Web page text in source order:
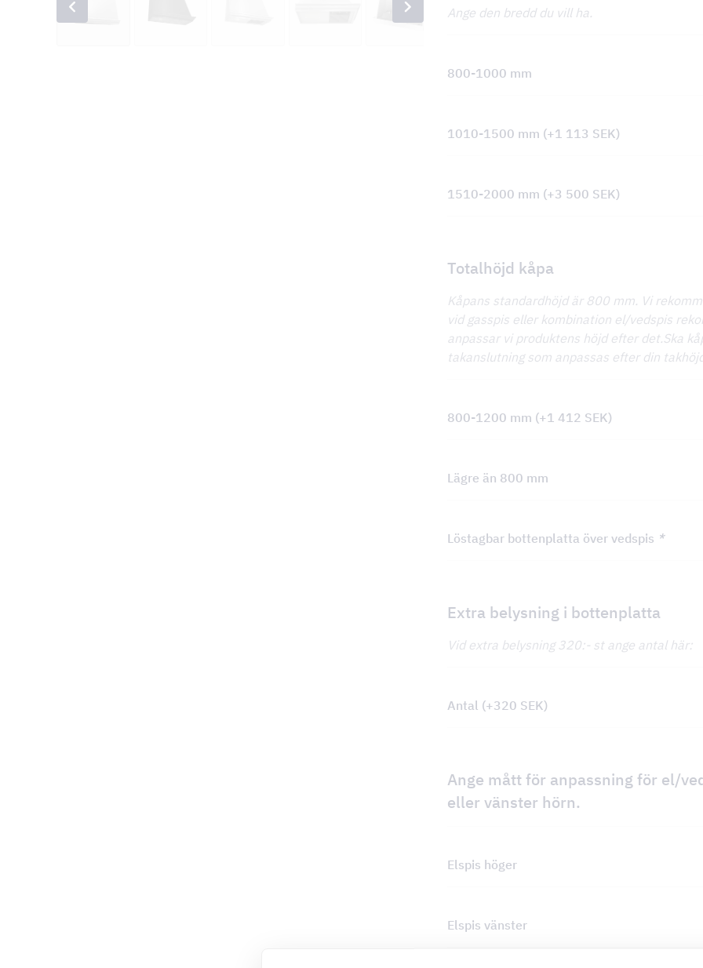
Ange den bredd du vill ha.
800-1000 mm
1010-1500 mm (+1 113 SEK)
1510-2000 mm (+3 500 SEK)
Totalhöjd kåpa
Kåpans standardhöjd är 800 mm. Vi
vid gasspis eller kombination el/vedspis
anpassar vi produktens höjd efter det.Ska
takanslutning som anpassas efter din
800-1200 mm (+1 412 SEK)
Lägre än 800 mm
Löstagbar bottenplatta över vedspis *
Extra belysning i bottenplatta
Vid extra belysning 320:- st ange antal här:
Antal (+320 SEK)
Ange mått för anpassning för el/
eller vänster hörn.
Elspis höger
Elspis vänster